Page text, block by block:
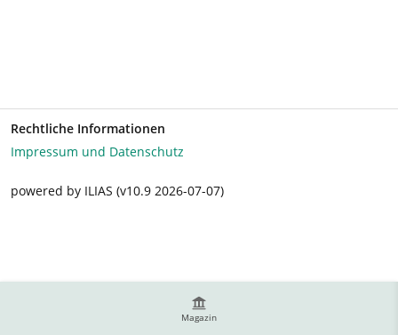
Magazin
Rechtliche Informationen
Impressum und Datenschutz
powered by ILIAS (v10.9 2026-07-07)